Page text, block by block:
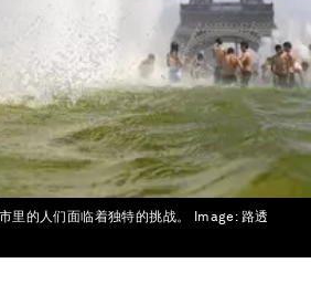
里的人们面临着独特的挑战。 Image: 路透